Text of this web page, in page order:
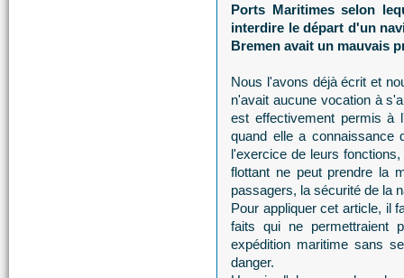
Ports Maritimes selon
interdire le départ d'un
Bremen avait un mauvais
Nous l'avons déjà écrit et
n'avait aucune vocation à
est effectivement permis à
quand elle a connaissance
l'exercice de leurs
flottant ne peut prendre la
passagers, la sécurité de la
Pour appliquer cet article, il
faits qui ne permettraient
expédition maritime sans
danger.